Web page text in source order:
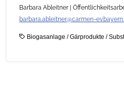
Barbara Ableitner |
barbara.ableitner@carmen-
Biogasanlage /Gärprodukte /